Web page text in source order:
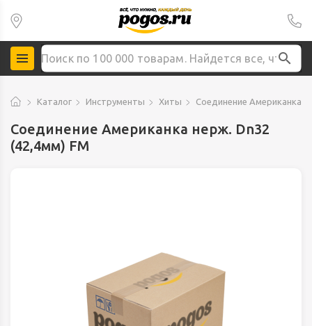
Каталог Инструменты Хиты Соединение Американка
Соединение Американка нерж. Dn32
(42,4мм) FМ